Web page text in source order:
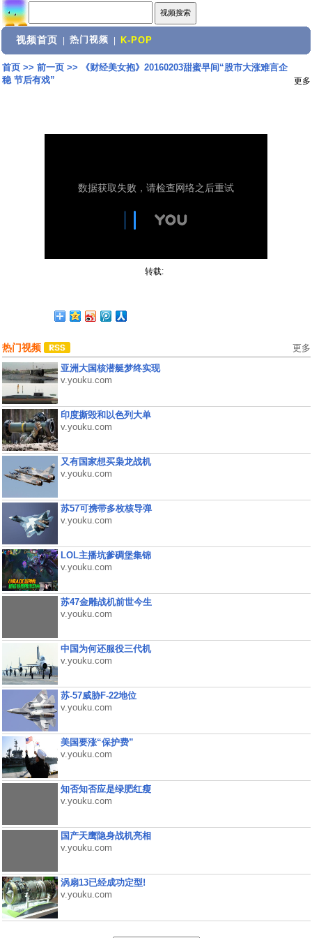
视频首页 热门视频 K-POP
首页>> 前一页>>
《财经美女抱》20160203甜蜜早间“股市大涨难言企
稳 节后有戏”
更多
转载:
热门视频 更多
亚洲大国核潜艇梦终实现
v.youku.com
印度撕毁和以色列大单
v.youku.com
又有国家想买枭龙战机
v.youku.com
苏57可携带多枚核导弹
v.youku.com
LOL主播坑爹碉堡集锦
v.youku.com
苏47金雕战机前世今生
v.youku.com
中国为何还服役三代机
v.youku.com
苏-57威胁F-22地位
v.youku.com
美国要涨“保护费”
v.youku.com
知否知否应是绿肥红瘦
v.youku.com
国产天鹰隐身战机亮相
v.youku.com
涡扇13已经成功定型!
v.youku.com